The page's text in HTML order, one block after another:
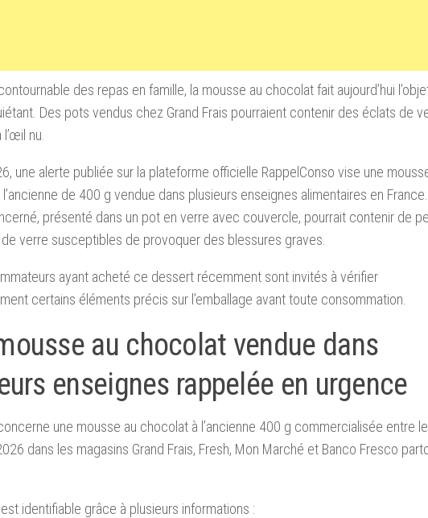
des repas en famille, la mousse au chocolat fait aujourd’hui
Des pots vendus chez Grand Frais pourraient contenir des éclats de
nu.
une alerte publiée sur la plateforme officielle RappelConso vise une
de 400 g vendue dans plusieurs enseignes alimentaires en
présenté dans un pot en verre avec couvercle, pourrait contenir de
verre susceptibles de provoquer des blessures graves.
ayant acheté ce dessert récemment sont invités à vérifier
certains éléments précis sur l’emballage avant toute consommation.
au chocolat vendue dans
enseignes rappelée en urgence
une mousse au chocolat à l’ancienne 400 g commercialisée entre
dans les magasins Grand Frais, Fresh, Mon Marché et Banco Fresco
identifiable grâce à plusieurs informations :